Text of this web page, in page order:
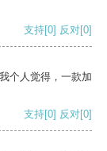
支持[0] 反对[0]
个人觉得，一款加
支持[0] 反对[0]